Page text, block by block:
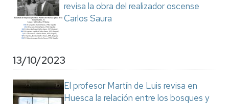
revisa la obra del realizador oscense
Carlos Saura
13/10/2023
El profesor Martín de Luis revisa en
Huesca la relación entre los bosques y